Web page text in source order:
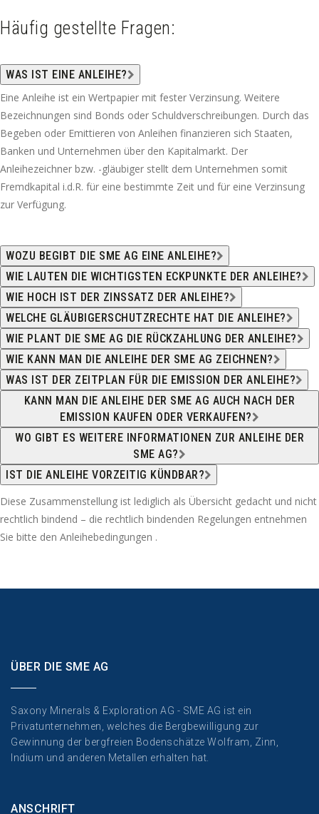
Häufig gestellte Fragen:
WAS IST EINE ANLEIHE?
Eine Anleihe ist ein Wertpapier mit fester Verzinsung. Weitere
Bezeichnungen sind Bonds oder Schuldverschreibungen. Durch das
Begeben oder Emittieren von Anleihen finanzieren sich Staaten,
Banken und Unternehmen über den Kapitalmarkt. Der
Anleihezeichner bzw. -gläubiger stellt dem Unternehmen somit
Fremdkapital i.d.R. für eine bestimmte Zeit und für eine Verzinsung
zur Verfügung.
WOZU BEGIBT DIE SME AG EINE ANLEIHE?
WIE LAUTEN DIE WICHTIGSTEN ECKPUNKTE DER ANLEIHE?
WIE HOCH IST DER ZINSSATZ DER ANLEIHE?
WELCHE GLÄUBIGERSCHUTZRECHTE HAT DIE ANLEIHE?
WIE PLANT DIE SME AG DIE RÜCKZAHLUNG DER ANLEIHE?
WIE KANN MAN DIE ANLEIHE DER SME AG ZEICHNEN?
WAS IST DER ZEITPLAN FÜR DIE EMISSION DER ANLEIHE?
KANN MAN DIE ANLEIHE DER SME AG AUCH NACH DER
EMISSION KAUFEN ODER VERKAUFEN?
WO GIBT ES WEITERE INFORMATIONEN ZUR ANLEIHE DER
SME AG?
IST DIE ANLEIHE VORZEITIG KÜNDBAR?
Diese Zusammenstellung ist lediglich als Übersicht gedacht und nicht
rechtlich bindend – die rechtlich bindenden Regelungen entnehmen
Sie bitte den Anleihebedingungen .
ÜBER DIE SME AG
Saxony Minerals & Exploration AG - SME AG ist ein
Privatunternehmen, welches die Bergbewilligung zur
Gewinnung der bergfreien Bodenschätze Wolfram, Zinn,
Indium und anderen Metallen erhalten hat.
ANSCHRIFT